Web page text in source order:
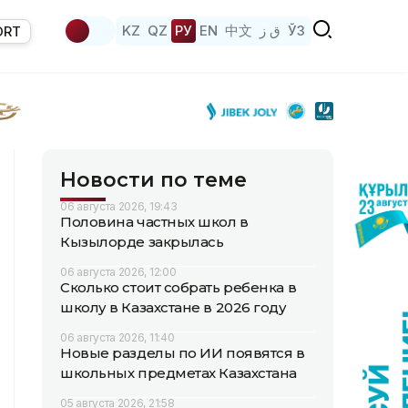
KZ QZ РУ EN 中文 ق ز ЎЗ
Новости по теме
06 августа 2026, 19:43
Половина частных школ в
Кызылорде закрылась
06 августа 2026, 12:00
Сколько стоит собрать ребенка в
школу в Казахстане в 2026 году
06 августа 2026, 11:40
Новые разделы по ИИ появятся в
школьных предметах Казахстана
05 августа 2026, 21:58